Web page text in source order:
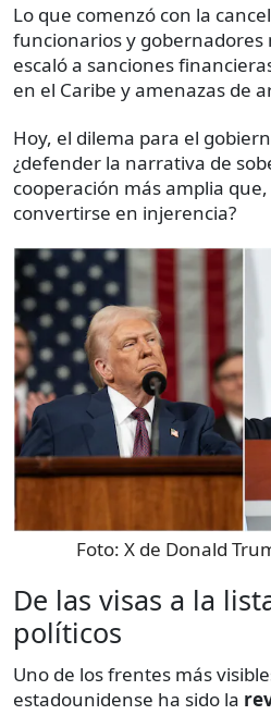
Lo que comenzó con la
funcionarios y gobernadores
escaló a sanciones
en el Caribe y amenazas de
Hoy, el dilema para el
¿defender la narrativa de
cooperación más amplia
convertirse en injerencia?
Foto: X de Donald
De las visas a la
políticos
Uno de los frentes más
estadounidense ha sido la